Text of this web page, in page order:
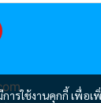
การใช้งานคุกกี้ เพื่อ